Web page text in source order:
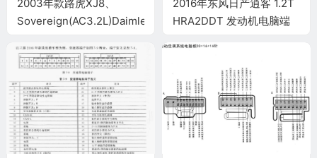
2003年款路虎XJ8、
Sovereign(AC3.2L)Daimler
脑板控制模块针脚
31+24+17+28+22+12针
端子图
2016年东风日产逍客 1.2T
HRA2DDT 发动机电脑端